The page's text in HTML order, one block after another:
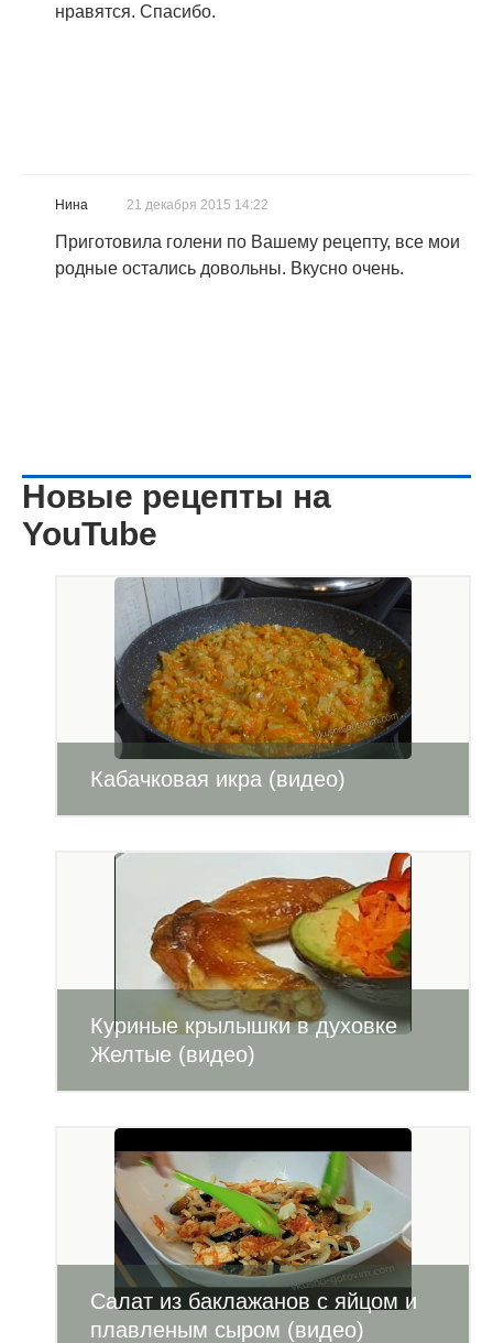
нравятся. Спасибо.
Нина 21 декабря 2015 14:22
Приготовила голени по Вашему рецепту, все мои
родные остались довольны. Вкусно очень.
Новые рецепты на
YouTube
Кабачковая икра (видео)
Куриные крылышки в духовке
Желтые (видео)
Салат из баклажанов с яйцом и
плавленым сыром (видео)